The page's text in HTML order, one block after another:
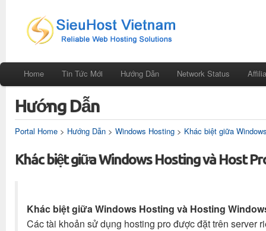
Home Tin Tức Mới Hướng Dẫn Network Status
Hướng Dẫn
Portal Home > Hướng Dẫn > Windows Hosting > Khác biệt giữa
Khác biệt giữa Windows Hosting và Host
Khác biệt giữa Windows Hosting và Hosting
Các tài khoản sử dụng hosting pro được đặt trên server